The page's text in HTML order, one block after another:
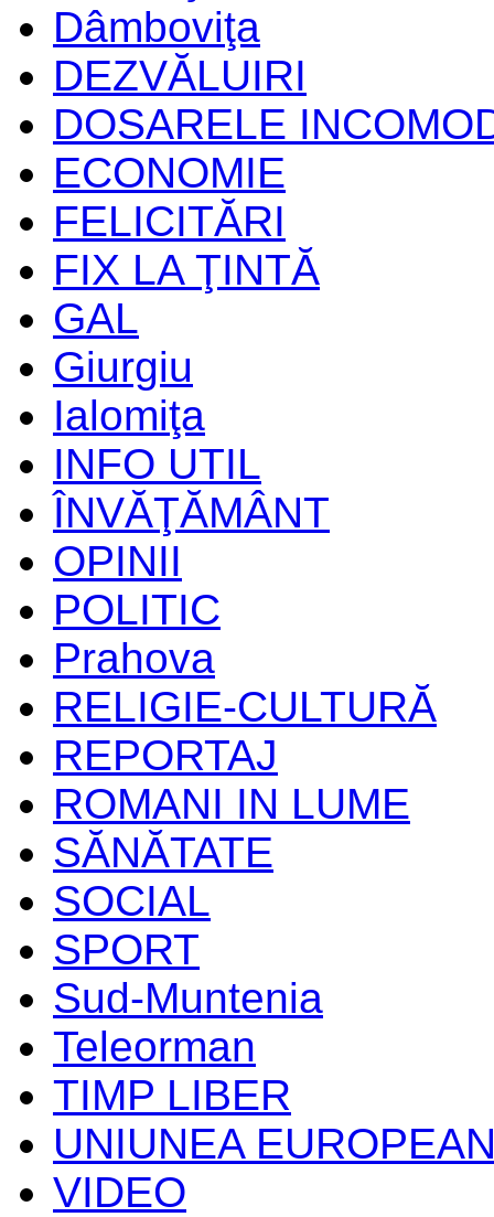
Dâmboviţa
DEZVĂLUIRI
DOSARELE
ECONOMIE
FELICITĂRI
FIX LA ŢINTĂ
GAL
Giurgiu
Ialomiţa
INFO UTIL
ÎNVĂŢĂMÂNT
OPINII
POLITIC
Prahova
RELIGIE-CULTURĂ
REPORTAJ
ROMANI IN LUME
SĂNĂTATE
SOCIAL
SPORT
Sud-Muntenia
Teleorman
TIMP LIBER
UNIUNEA
VIDEO